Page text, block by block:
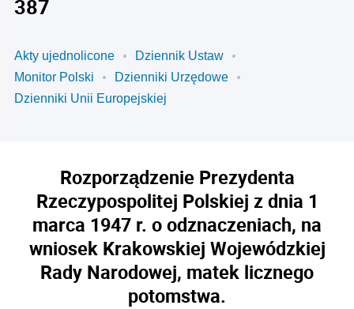
387
Akty ujednolicone
Dziennik Ustaw
Monitor Polski
Dzienniki Urzędowe
Dzienniki Unii Europejskiej
Rozporządzenie Prezydenta
Rzeczypospolitej Polskiej z dnia 1
marca 1947 r. o odznaczeniach, na
wniosek Krakowskiej Wojewódzkiej
Rady Narodowej, matek licznego
potomstwa.